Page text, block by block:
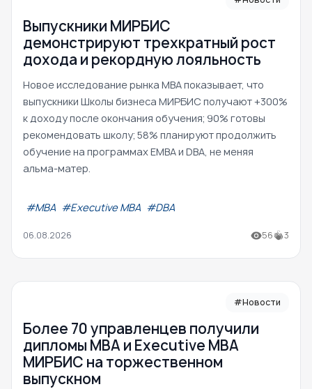
Выпускники МИРБИС
демонстрируют трехкратный рост
дохода и рекордную лояльность
Новое исследование рынка MBA показывает, что
выпускники Школы бизнеса МИРБИС получают +300%
к доходу после окончания обучения; 90% готовы
рекомендовать школу; 58% планируют продолжить
обучение на программах EMBA и DBA, не меняя
альма-матер.
#МВА #Executive MBA #DBA
06.08.2026 56 3
#Новости
Более 70 управленцев получили
дипломы MBA и Executive MBA
МИРБИС на торжественном
выпускном